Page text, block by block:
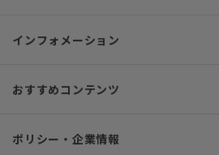
インフォメーション
おすすめコンテンツ
ポリシー・企業情報